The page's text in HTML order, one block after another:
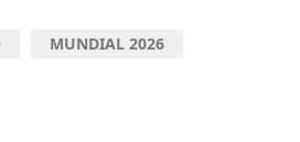
MUNDIAL 2026